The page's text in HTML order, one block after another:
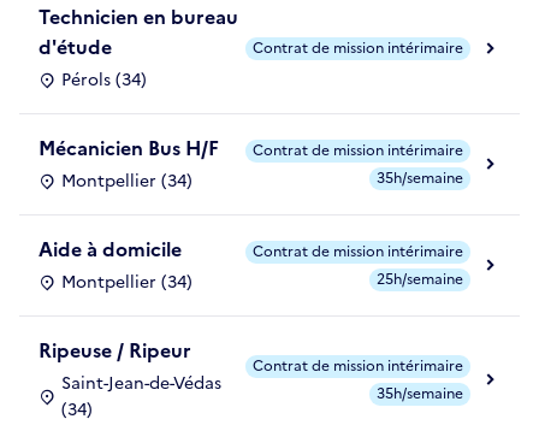
Technicien en bureau
d'étude
Pérols (34)
Contrat de mission intérimaire
Mécanicien Bus H/F
Montpellier (34)
Contrat de mission intérimaire
35h/semaine
Aide à domicile
Montpellier (34)
Contrat de mission intérimaire
25h/semaine
Ripeuse / Ripeur
Saint-Jean-de-Védas
(34)
Contrat de mission intérimaire
35h/semaine